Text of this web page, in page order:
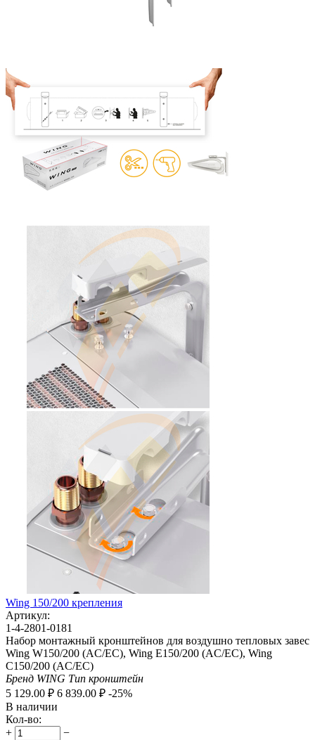
Wing 150/200 крепления
Артикул:
1-4-2801-0181
Набор монтажный кронштейнов для воздушно тепловых завес
Wing W150/200 (AC/EC), Wing E150/200 (AC/EC), Wing
C150/200 (AC/EC)
Бренд WING Тип кронштейн
5 129.00 ₽ 6 839.00 ₽ -25%
В наличии
Кол-во:
+
−